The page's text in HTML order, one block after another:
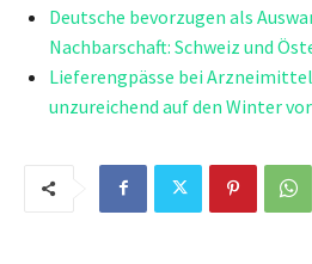
Deutsche bevorzugen als
Nachbarschaft: Schweiz und
Lieferengpässe bei
unzureichend auf den Winter